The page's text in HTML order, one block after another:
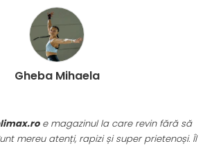
Gheba Mihaela
e magazinul la care revin fără să
mereu atenți, rapizi și super prietenoși. Îl